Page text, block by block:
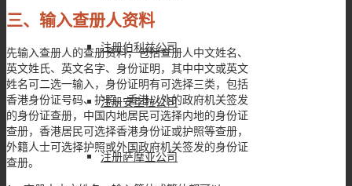
注册伯利兹公司
注册安圭拉公司
注册萨摩亚公司
三、输入查册人资料
先输入查册人的查册资料，包括查册人中文姓名、
英文姓氏、英文名字、身份证明，其中中文或英文
姓名可二选一输入，身份证明有可选择三类，包括
香港身份证号码、护照、香港以外的政府机关签发
的身份证查册，中国内地居民可选择内地的身份证
查册，香港居民可选择香港身份证或护照等查册，
外籍人士可选择护照或外国政府机关签发的身份证
查册。